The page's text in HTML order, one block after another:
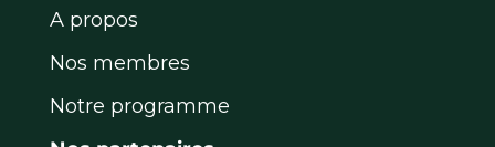
A propos
Nos membres
Notre programme